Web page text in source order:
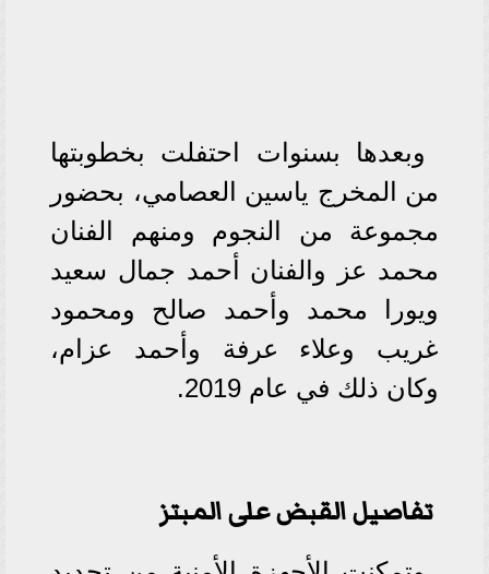
وبعدها بسنوات احتفلت بخطوبتها
من المخرج ياسين العصامي، بحضور
مجموعة من النجوم ومنهم الفنان
محمد عز والفنان أحمد جمال سعيد
ويورا محمد وأحمد صالح ومحمود
غريب وعلاء عرفة وأحمد عزام،
وكان ذلك في عام 2019.
تفاصيل القبض على المبتز